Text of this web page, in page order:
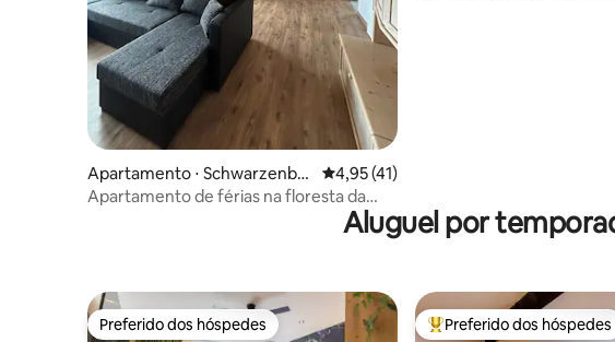
Apartamento ⋅ Schwarzenba
ch am Wald
4,95 de uma avaliação média de 5, 41
4,95 (41)
Apartamento de férias na floresta da
Aluguel por
Preferido dos hóspedes
Preferido dos hóspedes Entre os melhores
Preferido dos hóspedes